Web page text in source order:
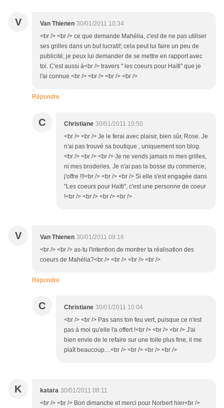
V Van Thienen 30/01/2011 10:34
<br /> <br /> ce que demande Mahélia, c'est de ne pas utiliser
ses grilles dans un but lucratif; cela peut lui faire un peu de
publicité; je peux lui demander de se mettre en rapport avec
toi. C'est aussi à<br /> travers " les coeurs pour Haïti" que je
l'ai connue.<br /> <br /> <br /> <br />
Répondre
C Christiane 30/01/2011 10:50
<br /> <br /> Je le ferai avec plaisir, bien sûr, Rose. Je
n'ai pas trouvé sa boutique , uniquement son blog.
<br /> <br /> <br /> Je ne vends jamais ni mes grilles,
ni mes broderies. Je n'ai pas la bosse du commerce,
j'offre !!!<br /> <br /> <br /> Si elle s'est engagée dans
"Les coeurs pour Haïti", c'est une personne de coeur
!<br /> <br /> <br /> <br />
V Van Thienen 30/01/2011 09:16
<br /> <br /> as-tu l'intention de montrer ta réalisation des
coeurs de Mahélia?<br /> <br /> <br /> <br />
Répondre
C Christiane 30/01/2011 10:04
<br /> <br /> Pas sans ton feu vert, puisque ce n'est
pas à moi qu'elle l'a offert !<br /> <br /> <br /> J'ai
bien envie de le refaire sur une toile plus fine, il me
plaît beaucoup....<br /> <br /> <br /> <br />
K katara 30/01/2011 08:11
<br /> <br /> Bon dimanche et merci pour Norbert hier<br />